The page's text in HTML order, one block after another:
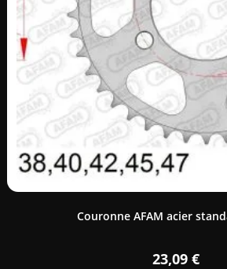
Couronne AFAM acier
23,09 €